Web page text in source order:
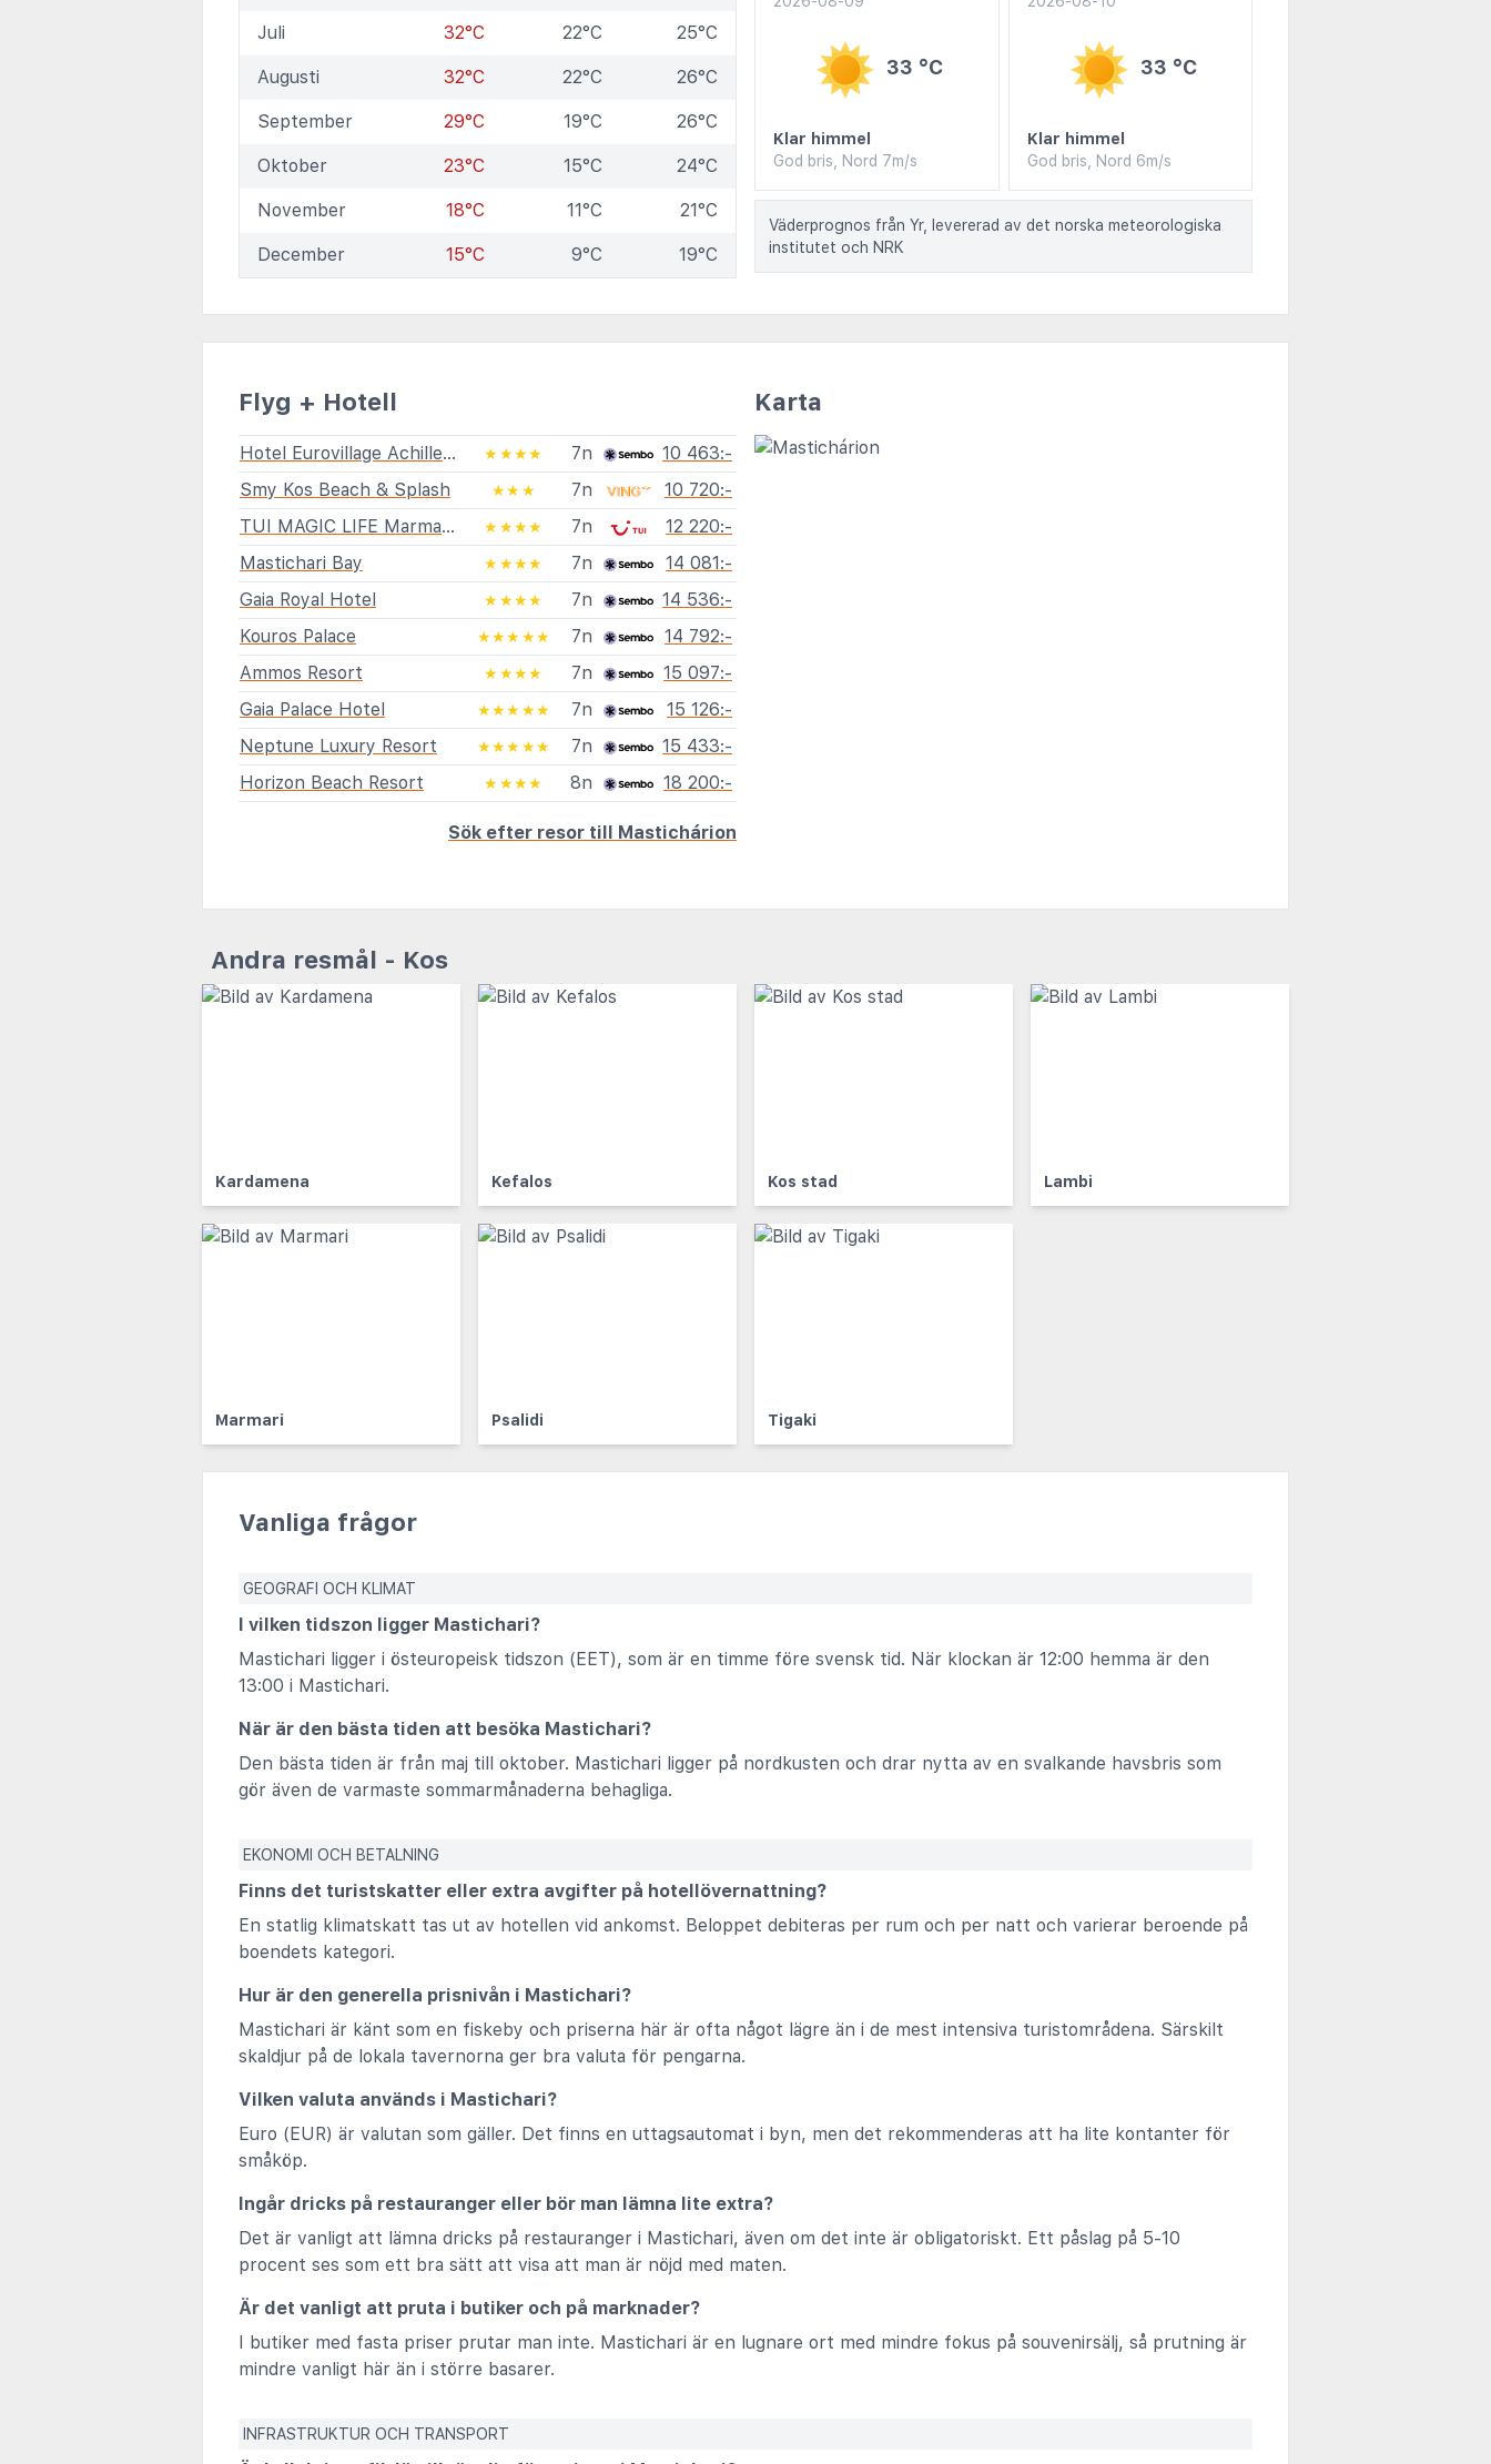
Juli 32°C 22°C 25°C
Augusti 32°C 22°C 26°C
September 29°C 19°C 26°C
Oktober 23°C 15°C 24°C
November 18°C 11°C 21°C
December 15°C 9°C 19°C
33 °C
Klar himmel
God bris, Nord 7m/s
33 °C
Klar himmel
God bris, Nord 6m/s
Väderprognos från Yr, levererad av det norska meteorologiska
institutet och NRK
Flyg + Hotell
Hotel Eurovillage Achilleas ★★★★ 7n
10 463:-
Smy Kos Beach & Splash
★★★ 7n
10 720:-
TUI MAGIC LIFE Marmari Palace
★★★★ 7n
12 220:-
Mastichari Bay
★★★★ 7n
14 081:-
Gaia Royal Hotel
★★★★ 7n
14 536:-
Kouros Palace
★★★★★ 7n
14 792:-
Ammos Resort
★★★★ 7n
15 097:-
Gaia Palace Hotel
★★★★★ 7n
15 126:-
Neptune Luxury Resort
★★★★★ 7n
15 433:-
Horizon Beach Resort
★★★★ 8n 18 200:-
Sök efter resor till Mastichárion
Karta
Andra resmål - Kos
Kardamena Kefalos Kos stad Lambi
Marmari Psalidi Tigaki
Vanliga frågor
GEOGRAFI OCH KLIMAT
I vilken tidszon ligger Mastichari?
Mastichari ligger i östeuropeisk tidszon (EET), som är en timme före svensk tid. När klockan är 12:00 hemma är den
13:00 i Mastichari.
När är den bästa tiden att besöka Mastichari?
Den bästa tiden är från maj till oktober. Mastichari ligger på nordkusten och drar nytta av en svalkande havsbris som
gör även de varmaste sommarmånaderna behagliga.
EKONOMI OCH BETALNING
Finns det turistskatter eller extra avgifter på hotellövernattning?
En statlig klimatskatt tas ut av hotellen vid ankomst. Beloppet debiteras per rum och per natt och varierar beroende på
boendets kategori.
Hur är den generella prisnivån i Mastichari?
Mastichari är känt som en fiskeby och priserna här är ofta något lägre än i de mest intensiva turistområdena. Särskilt
skaldjur på de lokala tavernorna ger bra valuta för pengarna.
Vilken valuta används i Mastichari?
Euro (EUR) är valutan som gäller. Det finns en uttagsautomat i byn, men det rekommenderas att ha lite kontanter för
småköp.
Ingår dricks på restauranger eller bör man lämna lite extra?
Det är vanligt att lämna dricks på restauranger i Mastichari, även om det inte är obligatoriskt. Ett påslag på 5-10
procent ses som ett bra sätt att visa att man är nöjd med maten.
Är det vanligt att pruta i butiker och på marknader?
I butiker med fasta priser prutar man inte. Mastichari är en lugnare ort med mindre fokus på souvenirsälj, så prutning är
mindre vanligt här än i större basarer.
INFRASTRUKTUR OCH TRANSPORT